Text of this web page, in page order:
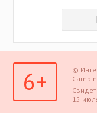
6+
©
15